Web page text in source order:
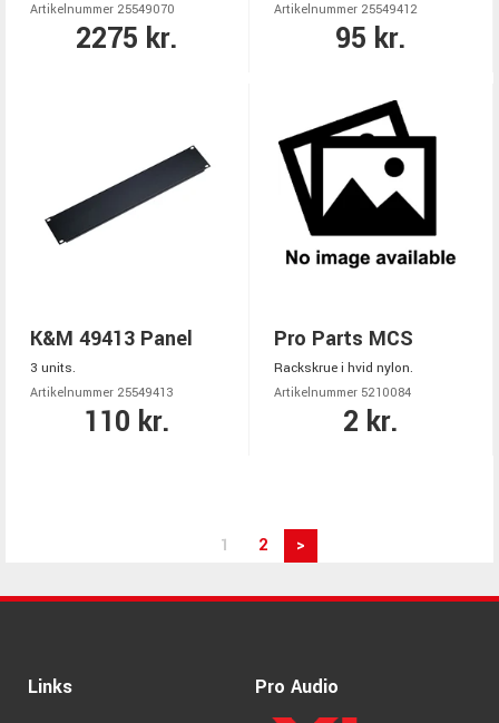
Artikelnummer 25549070
2275 kr.
Artikelnummer 25549412
95 kr.
K&M 49413 Panel
3 units.
Artikelnummer 25549413
110 kr.
Pro Parts MCS
Rackskrue i hvid nylon.
Artikelnummer 5210084
2 kr.
1 2 >
Links Pro Audio